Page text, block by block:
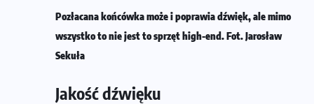
Pozłacana końcówka może i poprawia dźwięk, ale mimo
wszystko to nie jest to sprzęt high-end. Fot. Jarosław
Sekuła
Jakość dźwięku